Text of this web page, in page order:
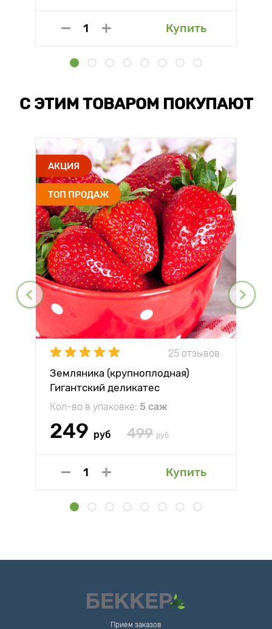
Купить
С ЭТИМ ТОВАРОМ ПОКУПАЮТ
АКЦИЯ
ТОП ПРОДАЖ
25 отзывов
Земляника (крупноплодная)
Гигантский деликатес
Кол-во в упаковке: 5 саж
249 руб 499 руб
Купить
Прием заказов